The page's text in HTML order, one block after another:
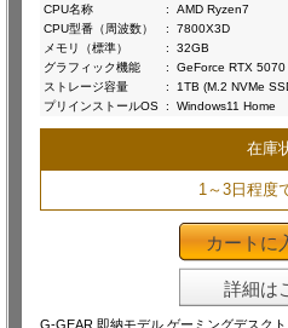
CPU名称
:
AMD Ryzen7
CPU型番（周波数）
:
7800X3D
メモリ（標準）
:
32GB
グラフィック機能
:
GeForce RTX 5070
ストレージ容量
:
1TB (M.2 NVMe
プリインストールOS : Windows11 Home
在庫
1～3日程度
カートに
詳細は
G-GEAR 即納モデル ゲーミングデスク